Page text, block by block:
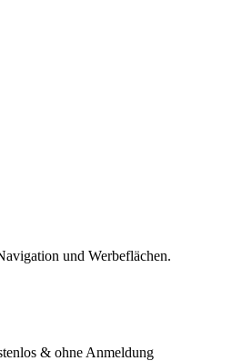
und Werbeflächen.
& ohne Anmeldung